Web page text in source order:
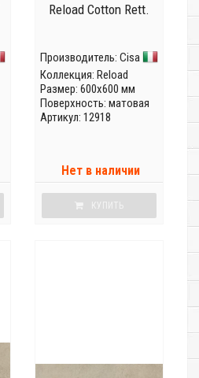
Reload Cotton Rett.
Производитель: Cisa
Коллекция: Reload
Размер: 600x600 мм
Поверхность: матовая
Артикул: 12918
Нет в наличии
КУПИТЬ